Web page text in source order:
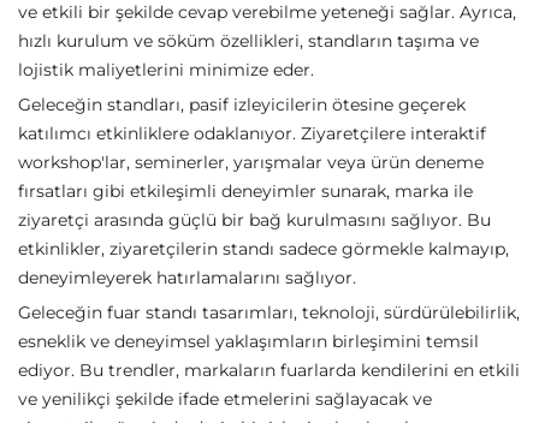
ve etkili bir şekilde cevap verebilme yeteneği sağlar. Ayrıca,
hızlı kurulum ve söküm özellikleri, standların taşıma ve
lojistik maliyetlerini minimize eder.
Geleceğin standları, pasif izleyicilerin ötesine geçerek
katılımcı etkinliklere odaklanıyor. Ziyaretçilere interaktif
workshop'lar, seminerler, yarışmalar veya ürün deneme
fırsatları gibi etkileşimli deneyimler sunarak, marka ile
ziyaretçi arasında güçlü bir bağ kurulmasını sağlıyor. Bu
etkinlikler, ziyaretçilerin standı sadece görmekle kalmayıp,
deneyimleyerek hatırlamalarını sağlıyor.
Geleceğin fuar standı tasarımları, teknoloji, sürdürülebilirlik,
esneklik ve deneyimsel yaklaşımların birleşimini temsil
ediyor. Bu trendler, markaların fuarlarda kendilerini en etkili
ve yenilikçi şekilde ifade etmelerini sağlayacak ve